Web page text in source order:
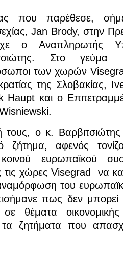
που παρέθεσε,
Jan Brody, στην
ο Αναπληρωτής
Στο γεύμα
των χωρών
της Σλοβακίας,
Haupt και ο
τους, ο κ.
ζήτημα, αφενός
ευρωπαϊκού
χώρες Visegrad να
του
πως δεν
σε θέματα
τα ζητήματα που